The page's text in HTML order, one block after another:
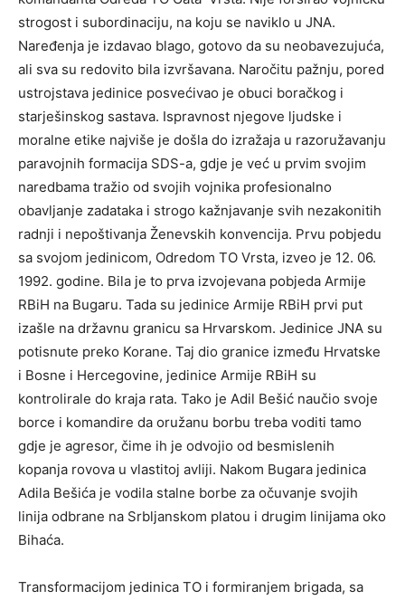
strogost i subordinaciju, na koju se naviklo u JNA.
Naređenja je izdavao blago, gotovo da su neobavezujuća,
ali sva su redovito bila izvršavana. Naročitu pažnju, pored
ustrojstava jedinice posvećivao je obuci boračkog i
starješinskog sastava. Ispravnost njegove ljudske i
moralne etike najviše je došla do izražaja u razoružavanju
paravojnih formacija SDS-a, gdje je već u prvim svojim
naredbama tražio od svojih vojnika profesionalno
obavljanje zadataka i strogo kažnjavanje svih nezakonitih
radnji i nepoštivanja Ženevskih konvencija. Prvu pobjedu
sa svojom jedinicom, Odredom TO Vrsta, izveo je 12. 06.
1992. godine. Bila je to prva izvojevana pobjeda Armije
RBiH na Bugaru. Tada su jedinice Armije RBiH prvi put
izašle na državnu granicu sa Hrvarskom. Jedinice JNA su
potisnute preko Korane. Taj dio granice između Hrvatske
i Bosne i Hercegovine, jedinice Armije RBiH su
kontrolirale do kraja rata. Tako je Adil Bešić naučio svoje
borce i komandire da oružanu borbu treba voditi tamo
gdje je agresor, čime ih je odvojio od besmislenih
kopanja rovova u vlastitoj avliji. Nakom Bugara jedinica
Adila Bešića je vodila stalne borbe za očuvanje svojih
linija odbrane na Srbljanskom platou i drugim linijama oko
Bihaća.
Transformacijom jedinica TO i formiranjem brigada, sa